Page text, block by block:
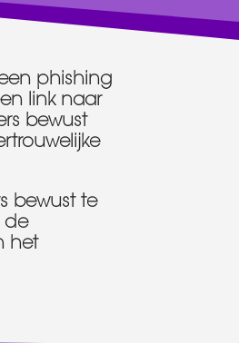
phishing
link naar
bewust
bewust te
de
het